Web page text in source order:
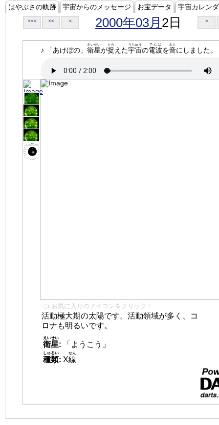
はやぶさの軌跡 宇宙からのメッセージ お宝データ 宇宙カレン
<<< << < 2000年03月 2日 >
♪ 「あけぼの」 衛星
えいせい
が捉
とら
えた宇宙
うちゅう
の電波
でんぱ
を音
おと
にしました。
👈 お気に入りのアイコンをクリック！
活動極大期の太陽です。活動領域が多く、コ
ロナも明るいです。
衛星
えいせい
:
「ようこう」
種類
しゅるい
: X線
せん